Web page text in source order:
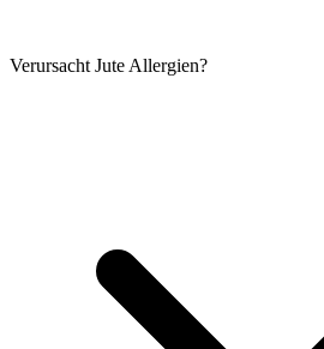
Verursacht Jute Allergien?